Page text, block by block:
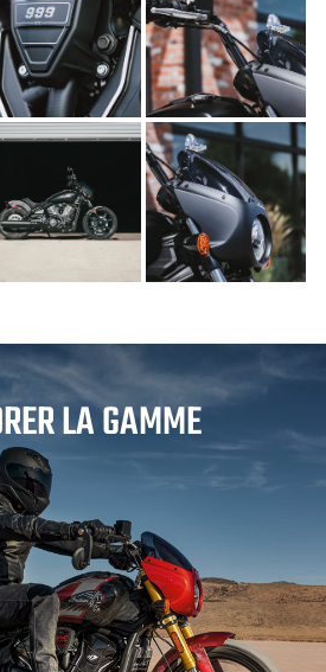
LA GAMME